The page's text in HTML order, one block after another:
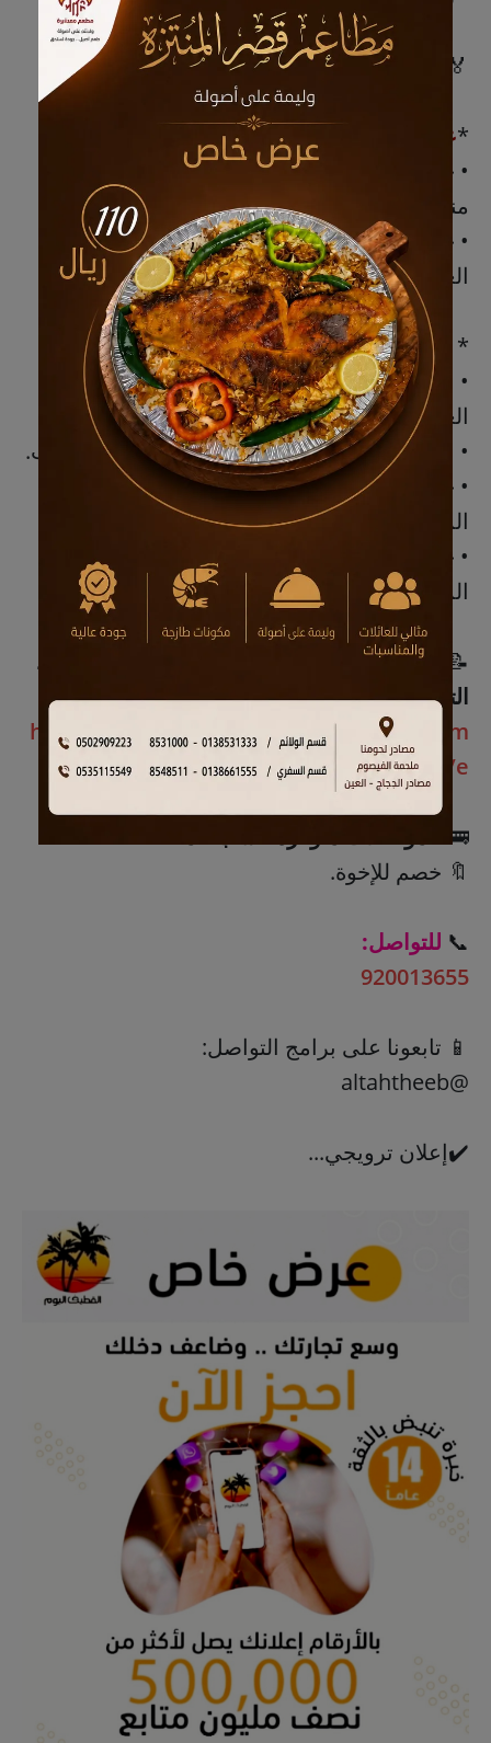
🏅 معتمدون ومتميزون محليًا وعالميًا:
*عالميًا
• ⁠حاصلون على الاعتماد المؤسسي العالمي من
منظمة Cognia.
• ⁠حاصلون على المراكز الأولى في المسابقات
العالمية.
*
محليًا
• اعتماد محلي من (موهبة) مؤسسة الملك عبد
العزيز ورجاله للموهبة والإبداع
• ⁠الاعتماد الوطني من هيئة تقويم التعليم والتدريب.
• ⁠حاصلون على المراكز الأولى على مستوى
المملكة في اختبارات قياس.
• ⁠حاصلون على المراكز الأولى في المسابقات
المحلية.
📝
للتسجيل عبر الباركود أو من خلال نسخ الرابط
التالي:
http://50.28.38.130/eRegistration/ar/hom
e/
🚌
🔖 خصم للإخوة.
📞 للتواصل:
920013655
📱 تابعونا على برامج التواصل:
@altahtheeb
✔️إعلان ترويجي...